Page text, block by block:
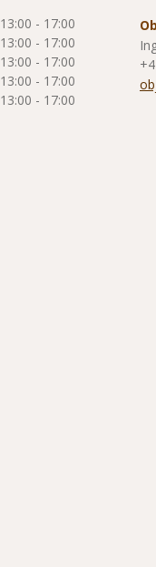
13:00 - 17:00
13:00 - 17:00
13:00 - 17:00
13:00 - 17:00
13:00 - 17:00